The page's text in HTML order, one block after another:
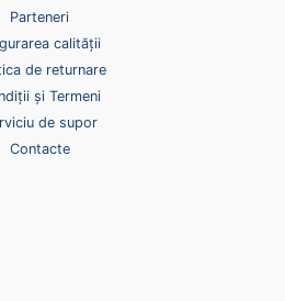
Parteneri
calității
de returnare
și Termeni
de supor
Contacte